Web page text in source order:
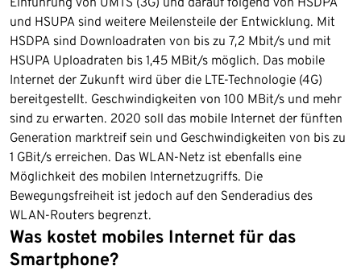
und HSUPA sind weitere Meilensteile der Entwicklung. Mit
HSDPA sind Downloadraten von bis zu 7,2 Mbit/s und mit
HSUPA Uploadraten bis 1,45 MBit/s möglich. Das mobile
Internet der Zukunft wird über die LTE-Technologie (4G)
bereitgestellt. Geschwindigkeiten von 100 MBit/s und mehr
sind zu erwarten. 2020 soll das mobile Internet der fünften
Generation marktreif sein und Geschwindigkeiten von bis zu
1 GBit/s erreichen. Das WLAN-Netz ist ebenfalls eine
Möglichkeit des mobilen Internetzugriffs. Die
Bewegungsfreiheit ist jedoch auf den Senderadius des
WLAN-Routers begrenzt.
Was kostet mobiles Internet für das
Smartphone?